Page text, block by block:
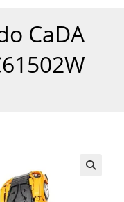
CaDA